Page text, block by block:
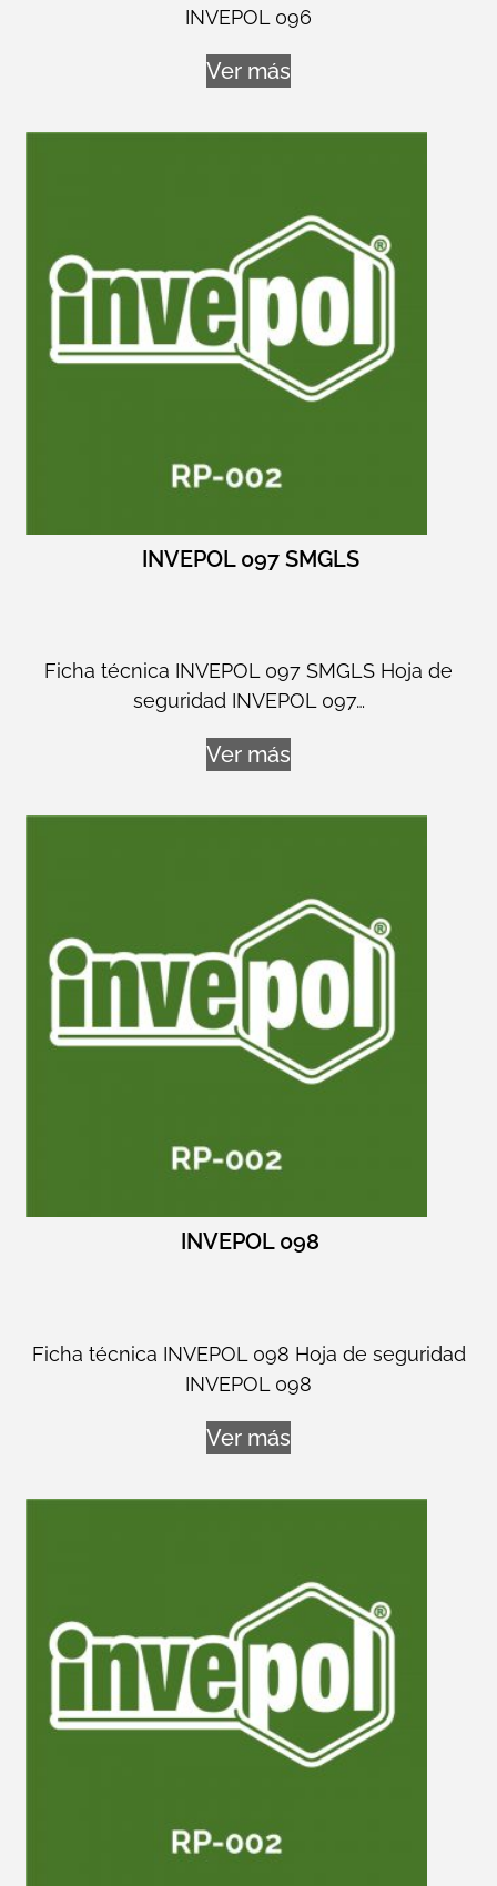
INVEPOL 096
Ver más
INVEPOL 097 SMGLS
Ficha técnica INVEPOL 097 SMGLS Hoja de
seguridad INVEPOL 097…
Ver más
INVEPOL 098
Ficha técnica INVEPOL 098 Hoja de seguridad
INVEPOL 098
Ver más